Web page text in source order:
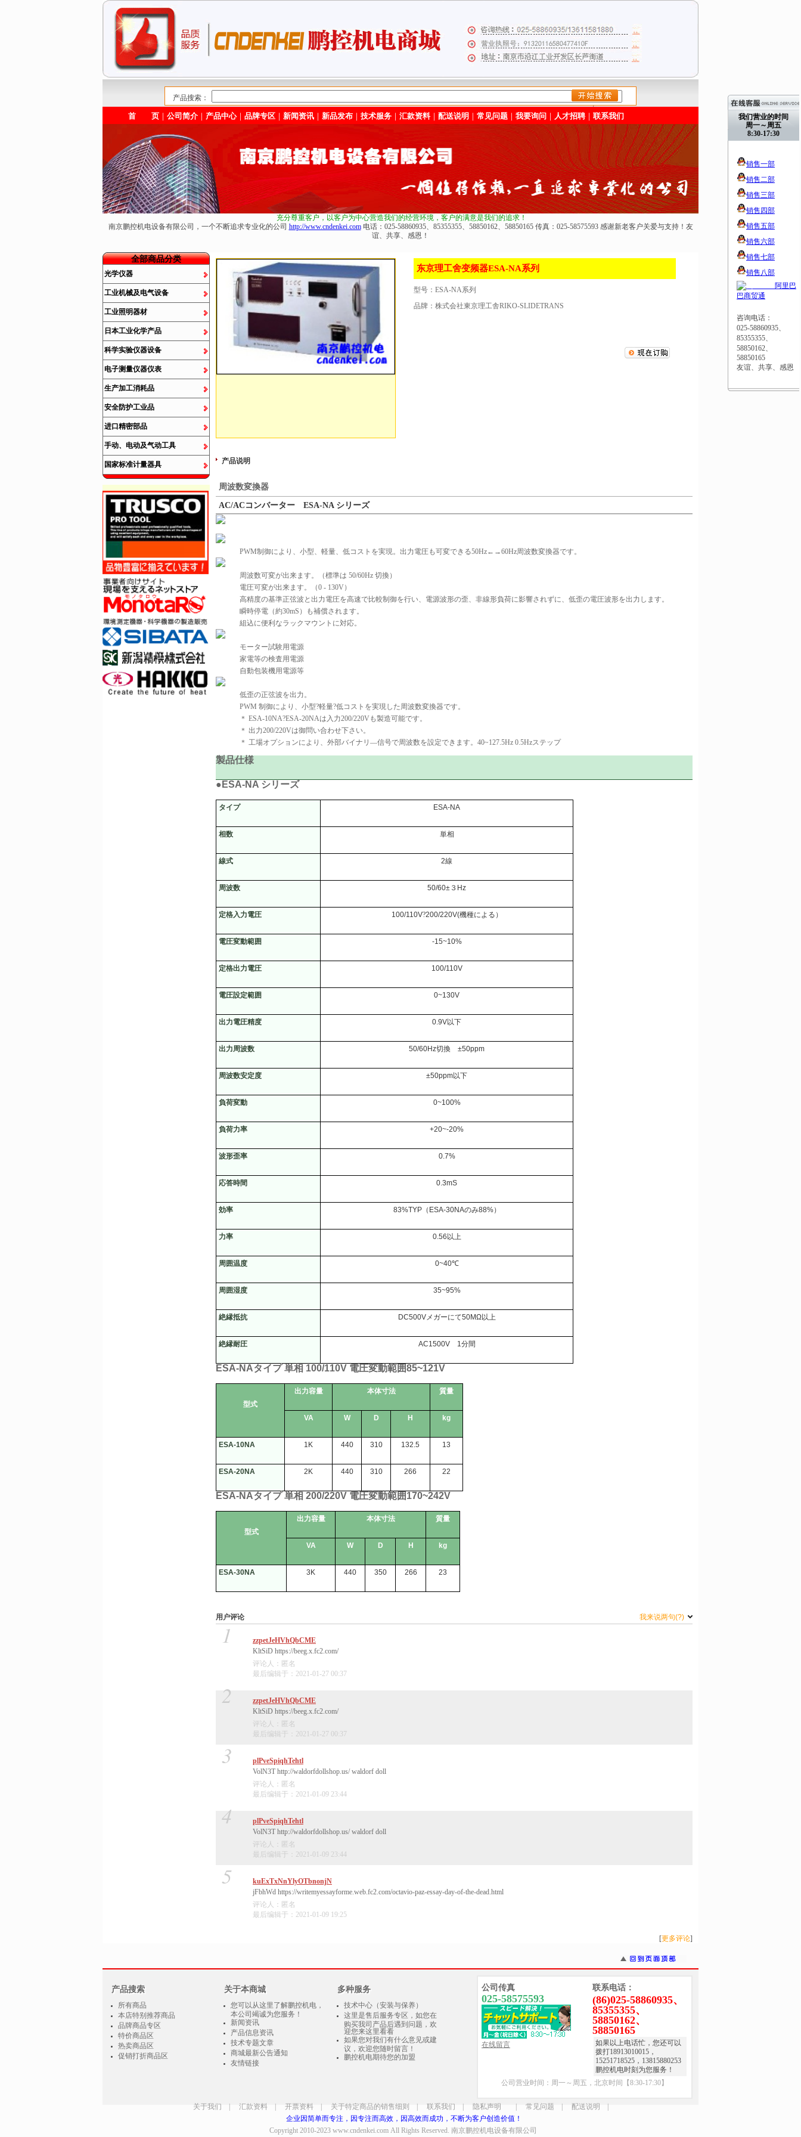
我们营业的时间
周一～周五
8:30-17:30
销售一部
销售二部
销售三部
销售四部
销售五部
销售六部
销售七部
销售八部
阿里巴
巴商贸通
咨询电话：
025-58860935、
85355355、
58850162、
58850165
友谊、共享、感恩
产品搜索：
/>
首 页｜ 公司简介｜ 产品中心｜ 品牌专区｜ 新闻资讯｜ 新品发布｜ 技术服务｜ 汇款资料｜ 配送说明 ｜ 常见问题｜ 我要询问 ｜ 人才招聘｜ 联系我们
充分尊重客户，以客户为中心营造我们的经营环境，客户的满意是我们的追求！
南京鹏控机电设备有限公司，一个不断追求专业化的公司 http://www.cndenkei.com电话：025-58860935、85355355、58850162、58850165 传真：025-58575593 感谢新老客户关爱与支持！友
谊、共享、感恩！
全部商品分类
光学仪器
工业机械及电气设备
工业照明器材
日本工业化学产品
科学实验仪器设备
电子测量仪器仪表
生产加工消耗品
安全防护工业品
进口精密部品
手动、电动及气动工具
国家标准计量器具
东京理工舍变频器ESA-NA系列
型号： ESA-NA系列
品牌： 株式会社東京理工舎RIKO-SLIDETRANS
产品说明
周波数変換器
AC/ACコンバーター ESA-NA シリーズ
PWM制御により、小型、軽量、低コストを実現。出力電圧も可変できる50Hz←→60Hz周波数変換器です。
周波数可変が出来ます。（標準は 50/60Hz 切換）
電圧可変が出来ます。（0 - 130V）
高精度の基準正弦波と出力電圧を高速で比較制御を行い、電源波形の歪、非線形負荷に影響されずに、低歪の電圧波形を出力します。
瞬時停電（約30mS）も補償されます。
組込に便利なラックマウントに対応。
モーター試験用電源
家電等の検査用電源
自動包装機用電源等
低歪の正弦波を出力。
PWM 制御により、小型?軽量?低コストを実現した周波数変換器です。
＊ ESA-10NA?ESA-20NAは入力200/220Vも製造可能です。
＊ 出力200/220Vは御問い合わせ下さい。
＊ 工場オプションにより、外部バイナリ―信号で周波数を設定できます。40~127.5Hz 0.5Hzステップ
製品仕様
●ESA-NA シリーズ
タイプ ESA-NA
相数 単相
線式 2線
周波数 50/60± ３ Hz
定格入力電圧 100/110V?200/220V(機種による）
電圧変動範囲 -15~10%
定格出力電圧 100/110V
電圧設定範囲 0~130V
出力電圧精度 0.9V以下
出力周波数 50/60Hz切換 ±50ppm
周波数安定度 ±50ppm以下
負荷変動 0~100%
負荷力率 +20~-20%
波形歪率 0.7%
応答時間 0.3mS
効率 83%TYP（ ESA-30NAのみ88%）
力率 0.56 以上
周囲温度 0~40℃
周囲湿度 35~95%
絶縁抵抗 DC500Vメガーにて50MΩ以上
絶縁耐圧 AC1500V 1分間
ESA-NAタイプ 単相 100/110V 電圧変動範囲85~121V
型式
出力容量 本体寸法 質量
VA W D H kg
ESA-10NA 1K 440 310 132.5 13
ESA-20NA 2K 440 310 266 22
ESA-NAタイプ 単相 200/220V 電圧変動範囲170~242V
型式
出力容量 本体寸法 質量
VA W D H kg
ESA-30NA 3K 440 350 266 23
用户评论 我来说两句(?)
1
zzpetJeHVhQbCME
KltSiD https://beeg.x.fc2.com/
评论人：匿名
最后编辑于：2021-01-27 00:37
2
zzpetJeHVhQbCME
KltSiD https://beeg.x.fc2.com/
评论人：匿名
最后编辑于：2021-01-27 00:37
3
plPveSpiqhTehtl
VolN3T http://waldorfdollshop.us/ waldorf doll
评论人：匿名
最后编辑于：2021-01-09 23:44
4
plPveSpiqhTehtl
VolN3T http://waldorfdollshop.us/ waldorf doll
评论人：匿名
最后编辑于：2021-01-09 23:44
5
kuExTxNnYlyOTbnonjN
jFbhWd https://writemyessayforme.web.fc2.com/octavio-paz-essay-day-of-the-dead.html
评论人：匿名
最后编辑于：2021-01-09 19:25
[更多评论]
产品搜索
所有商品
本店特别推荐商品
品牌商品专区
特价商品区
热卖商品区
促销打折商品区
关于本商城
您可以从这里了解鹏控机电，
本公司竭诚为您服务！
新闻资讯
产品信息资讯
技术专题文章
商城最新公告通知
友情链接
多种服务
技术中心（安装与保养）
这里是售后服务专区，如您在
购买我司产品后遇到问题，欢
迎您来这里看看
如果您对我们有什么意见或建
议，欢迎您随时留言！
鹏控机电期待您的加盟
公司传真
025-58575593
在线留言
联系电话：
(86)025-58860935、
85355355、
58850162、
58850165
如果以上电话忙，您还可以
拨打18913010015，
15251718525，13815880253
鹏控机电时刻为您服务！
公司营业时间：周一～周五，北京时间【8:30-17:30】
关于我们 汇款资料 开票资料 关于特定商品的销售细则 联系我们 隐私声明 常见问题 配送说明
企业因简单而专注，因专注而高效，因高效而成功，不断为客户创造价值！
Copyright 2010-2023 www.cndenkei.com All Rights Reserved. 南京鹏控机电设备有限公司